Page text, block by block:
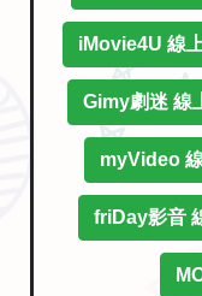
iMovie4U 線
Gimy劇迷 線
myVideo
friDay影音